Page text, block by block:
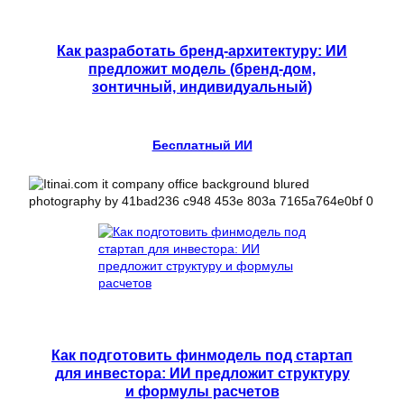
Как разработать бренд-архитектуру: ИИ
предложит модель (бренд-дом,
зонтичный, индивидуальный)
Бесплатный ИИ
Как подготовить финмодель под стартап
для инвестора: ИИ предложит структуру
и формулы расчетов